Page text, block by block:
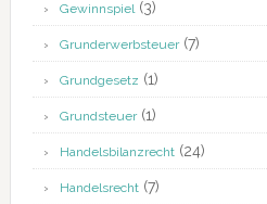
Gewinnspiel(3)
Grunderwerbsteuer(7)
Grundgesetz (1)
Grundsteuer(1)
Handelsbilanzrecht(24)
Handelsrecht(7)